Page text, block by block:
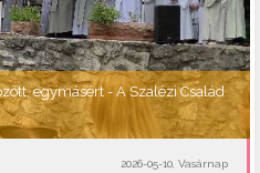
egymásért - A Szalézi Család
2026-05-10, Vasárnap